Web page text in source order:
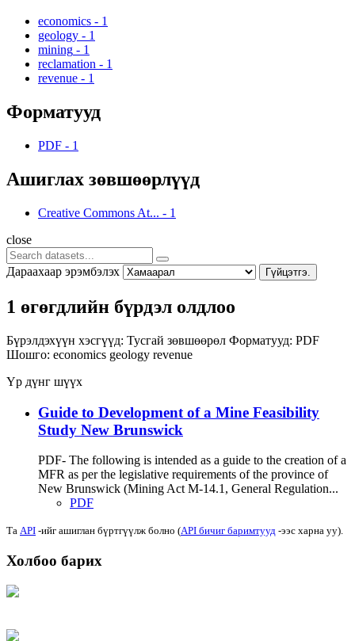
economics - 1
geology - 1
mining - 1
reclamation - 1
revenue - 1
Форматууд
PDF - 1
Ашиглах зөвшөөрлүүд
Creative Commons At... - 1
close
Дараахаар эрэмбэлэх Гүйцэтгэ.
1 өгөгдлийн бүрдэл олдлоо
Бүрэлдэхүүн хэсгүүд: Тусгай зөвшөөрөл Форматууд: PDF
Шошго: economics geology revenue
Үр дүнг шүүх
Guide to Development of a Mine Feasibility
Study New Brunswick
PDF- The following is intended as a guide to the creation of a
MFR as per the legislative requirements of the province of
New Brunswick (Mining Act M-14.1, General Regulation...
PDF
Та API -ийг ашиглан бүртгүүлж болно (API бичиг баримтууд -ээс харна уу).
Холбоо барих